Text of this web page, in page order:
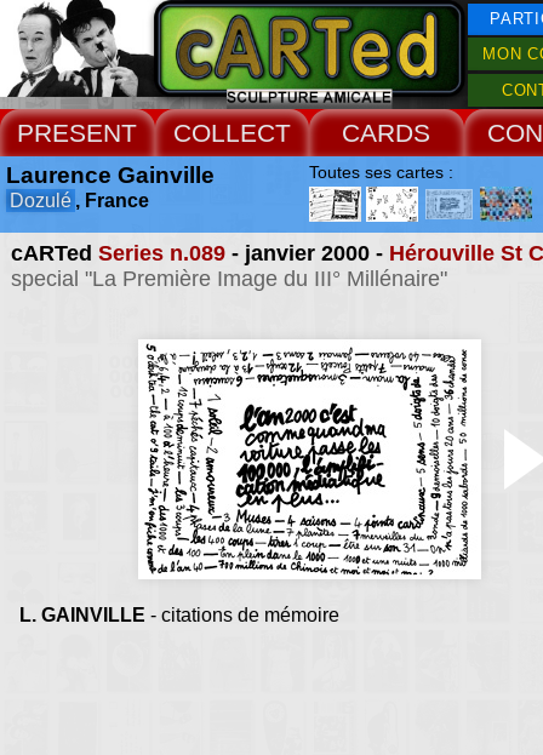
MON
PRESENT COLLECT CARDS
cARTed Series n.089- janvier 2000 - Hérouville St
special "La Première Image du III° Millénaire"
L. GAINVILLE - citations de mémoire
Laurence Gainville
Dozulé , France
Toutes ses cartes :